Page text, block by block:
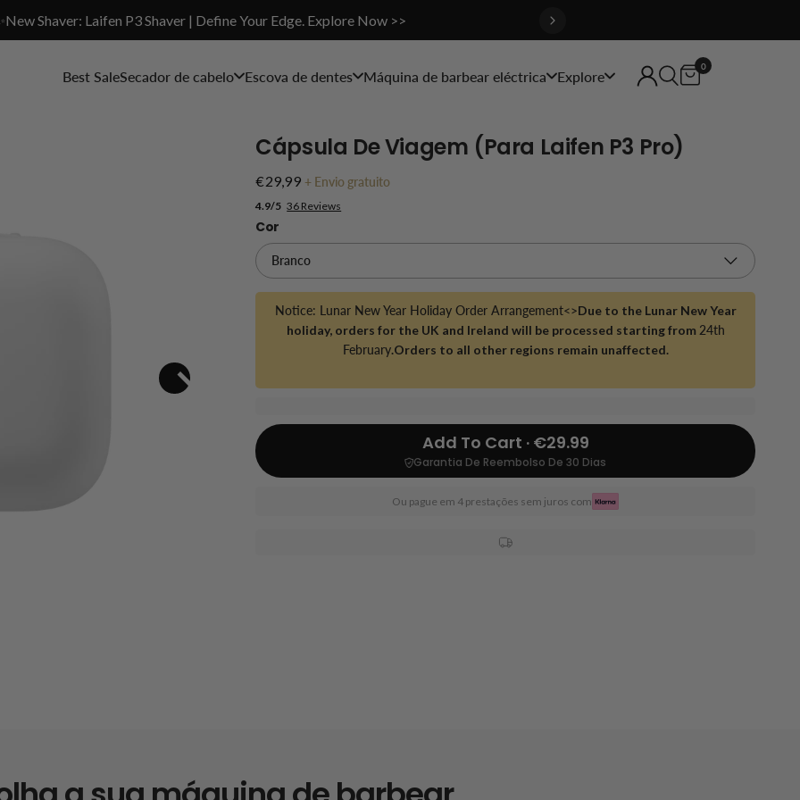
Shaver: Laifen P3 Shaver | Define Your Edge. Explore Now >>
Best SaleSecador de cabelo Escova de dentes Máquina de barbear eléctrica Explore
0
Cápsula De Viagem (para Laifen P3 Pro)
€29,99 + Envio gratuito
36 Reviews
4.9/5
Cor
Notice: Lunar New Year Holiday Order Arrangement<>Due to the Lunar New Year
holiday, orders for the UK and Ireland will be processed starting from 24th
February.Orders to all other regions remain unaffected.
Add To Cart · €29.99
Garantia De Reembolso De 30 Dias
Ou pague em 4 prestações sem juros com